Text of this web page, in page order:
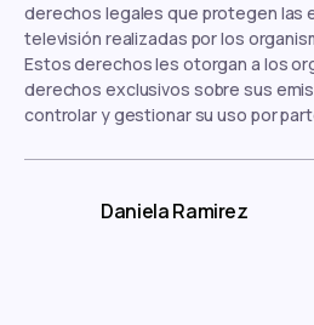
derechos legales que protegen las
televisión realizadas por los
Estos derechos les otorgan a los
derechos exclusivos sobre sus
controlar y gestionar su uso por
Daniela Ramirez